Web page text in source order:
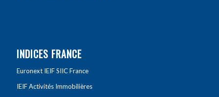
INDICES FRANCE
Euronext IEIF SIIC France
IEIF Activités Immobilières